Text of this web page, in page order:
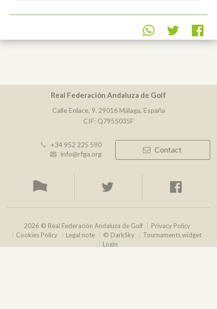
Real Federación Andaluza de Golf
Calle Enlace, 9. 29016 Málaga, España
CIF: Q7955035F
+34 952 225 590
info@rfga.org
Contact
2026 © Real Federación Andaluza de Golf
Privacy Policy
Cookies Policy
Legal note © DarkSky
Tournaments widget
Login